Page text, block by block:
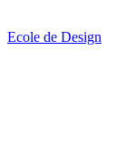
Ecole de Design